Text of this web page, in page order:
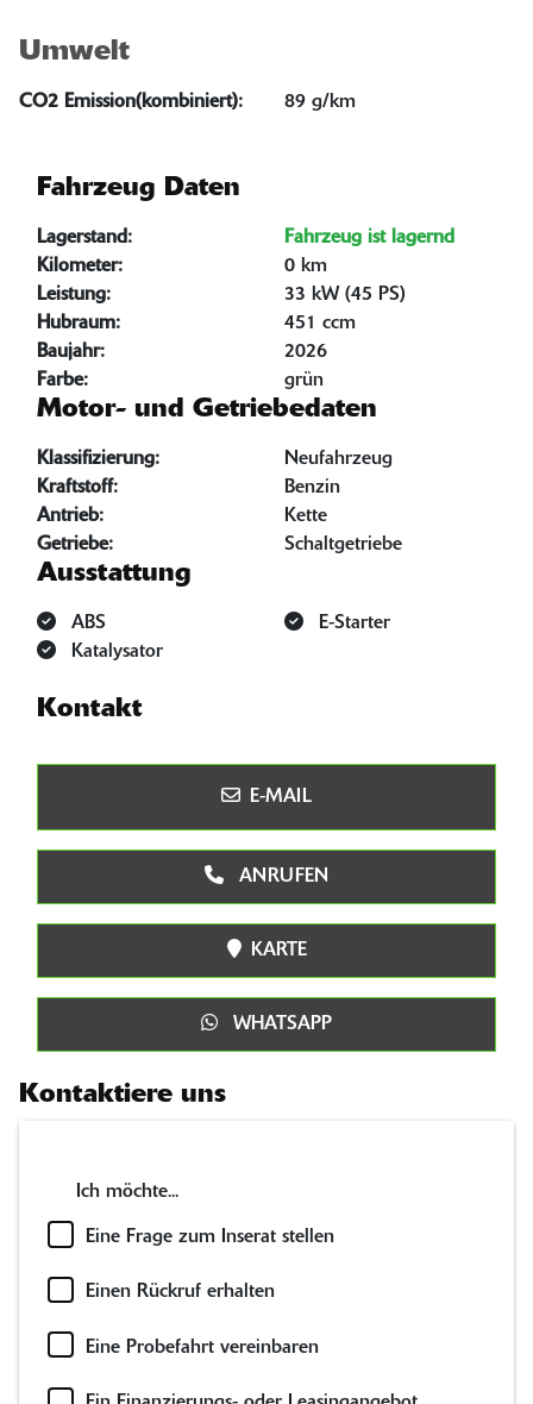
Umwelt
CO2 Emission(kombiniert): 89 g/km
Fahrzeug Daten
Lagerstand:
Fahrzeug ist lagernd
Kilometer:
0 km
Leistung:
33 kW (45 PS)
Hubraum:
451 ccm
Baujahr:
2026
Farbe:
grün
Motor- und Getriebedaten
Klassifizierung:
Neufahrzeug
Kraftstoff:
Benzin
Antrieb:
Kette
Getriebe:
Schaltgetriebe
Ausstattung
ABS
E-Starter
Katalysator
Kontakt
E-MAIL
ANRUFEN
KARTE
WHATSAPP
Kontaktiere uns
Ich möchte...
Eine Frage zum Inserat stellen
Einen Rückruf erhalten
Eine Probefahrt vereinbaren